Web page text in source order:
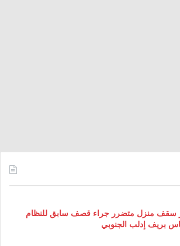
سقف منزل متضرر جراء قصف سابق للنظام
بريف إدلب الجنوبي